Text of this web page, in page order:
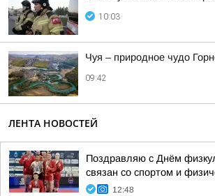
10:03
Чуя – природное чудо
09:42
ЛЕНТА НОВОСТЕЙ
Поздравляю с Днём
связан со спортом и
12:48